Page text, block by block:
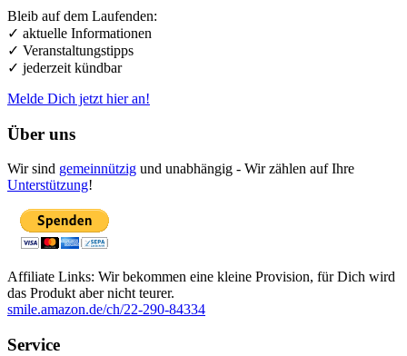
Bleib auf dem Laufenden:
✓ aktuelle Informationen
✓ Veranstaltungstipps
✓ jederzeit kündbar
Melde Dich jetzt hier an!
Über uns
Wir sind gemeinnützig und unabhängig - Wir zählen auf Ihre
Unterstützung!
Affiliate Links: Wir bekommen eine kleine Provision, für Dich wird
das Produkt aber nicht teurer.
smile.amazon.de/ch/22-290-84334
Service